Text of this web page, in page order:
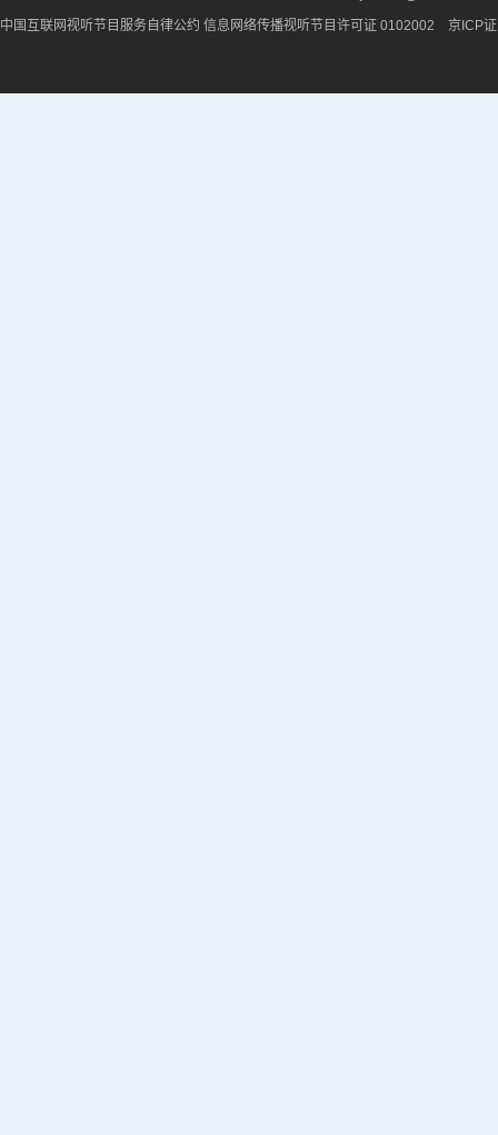
中国互联网视听节目服务自律公约 信息网络传播视听节目许可证 0102002 京ICP